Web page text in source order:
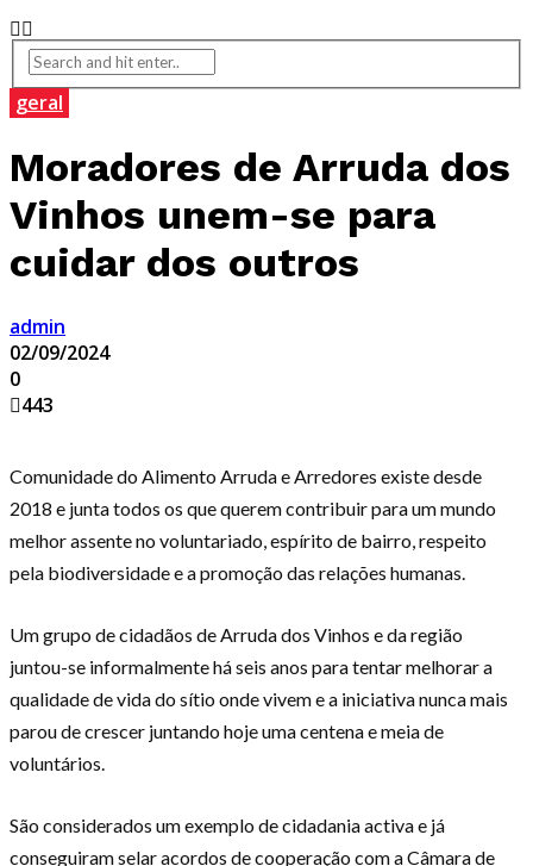
geral
Moradores de Arruda dos
Vinhos unem-se para
cuidar dos outros
admin
02/09/2024
0
443
Comunidade do Alimento Arruda e Arredores existe desde
2018 e junta todos os que querem contribuir para um mundo
melhor assente no voluntariado, espírito de bairro, respeito
pela biodiversidade e a promoção das relações humanas.
Um grupo de cidadãos de Arruda dos Vinhos e da região
juntou-se informalmente há seis anos para tentar melhorar a
qualidade de vida do sítio onde vivem e a iniciativa nunca mais
parou de crescer juntando hoje uma centena e meia de
voluntários.
São considerados um exemplo de cidadania activa e já
conseguiram selar acordos de cooperação com a Câmara de